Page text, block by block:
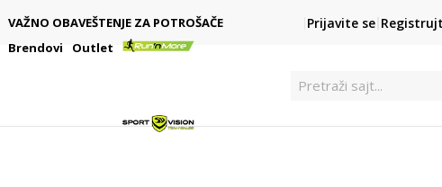
PLAĆANJE NA RATE
Kreditnim karticama BANCA INTESA platite na 9 rataPrijavite se
Brendovi Outlet
Pretraži sajt...